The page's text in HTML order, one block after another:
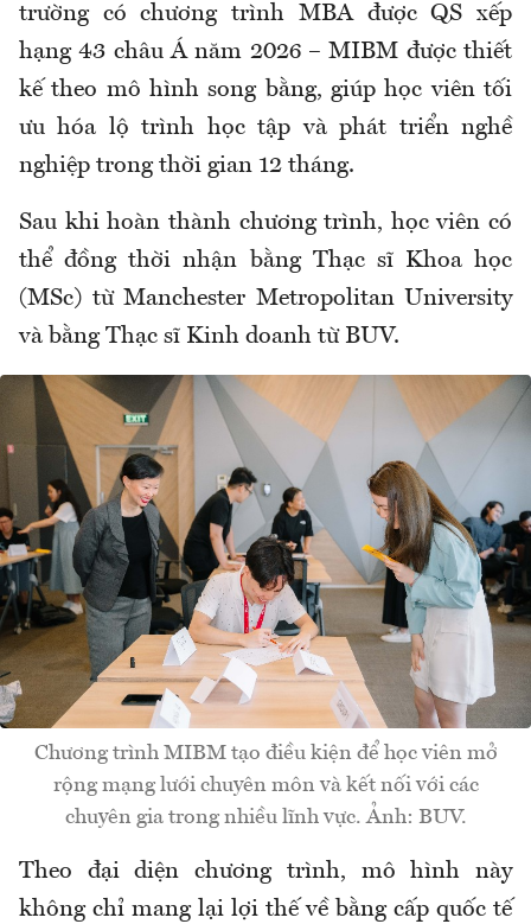
trường có chương trình MBA được QS xếp
hạng 43 châu Á năm 2026 – MIBM được thiết
kế theo mô hình song bằng, giúp học viên tối
ưu hóa lộ trình học tập và phát triển nghề
nghiệp trong thời gian 12 tháng.
Sau khi hoàn thành chương trình, học viên có
thể đồng thời nhận bằng Thạc sĩ Khoa học
(MSc) từ Manchester Metropolitan University
và bằng Thạc sĩ Kinh doanh từ BUV.
Chương trình MIBM tạo điều kiện để học viên mở
rộng mạng lưới chuyên môn và kết nối với các
chuyên gia trong nhiều lĩnh vực. Ảnh: BUV.
Theo đại diện chương trình, mô hình này
không chỉ mang lại lợi thế về bằng cấp quốc tế